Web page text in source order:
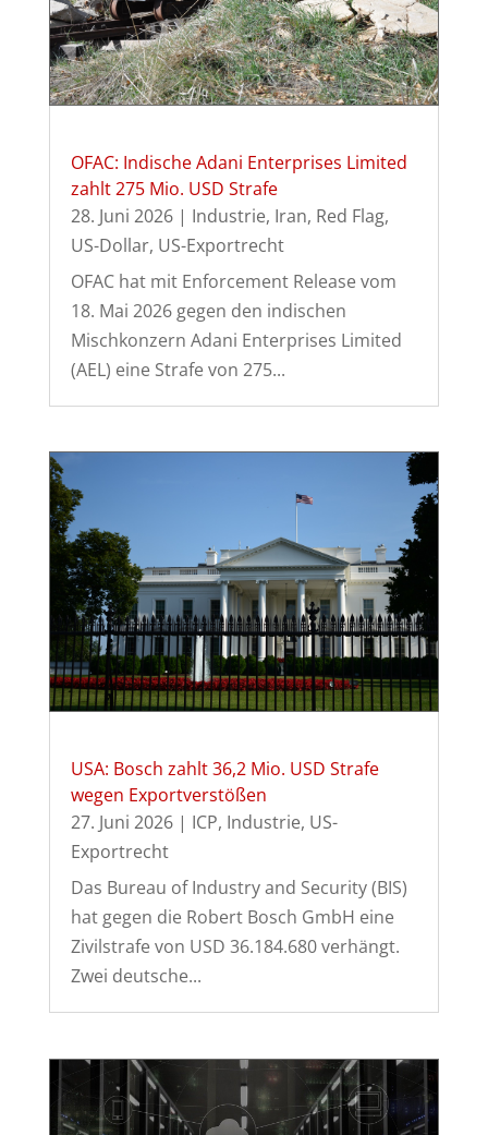
OFAC: Indische Adani Enterprises Limited
zahlt 275 Mio. USD Strafe
28. Juni 2026| Industrie, Iran, Red Flag,
US-Dollar, US-Exportrecht
OFAC hat mit Enforcement Release vom
18. Mai 2026 gegen den indischen
Mischkonzern Adani Enterprises Limited
(AEL) eine Strafe von 275...
USA: Bosch zahlt 36,2 Mio. USD Strafe
wegen Exportverstößen
27. Juni 2026| ICP, Industrie, US-
Exportrecht
Das Bureau of Industry and Security (BIS)
hat gegen die Robert Bosch GmbH eine
Zivilstrafe von USD 36.184.680 verhängt.
Zwei deutsche...